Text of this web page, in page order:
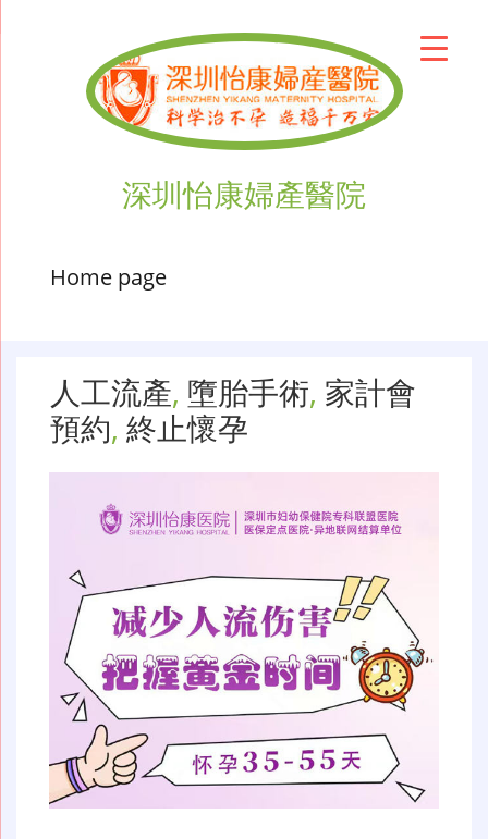
深圳怡康婦產醫院
Home page
人工流產, 墮胎手術, 家計會
預約, 終止懷孕